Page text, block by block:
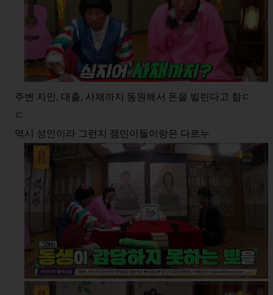
주변 지인, 대출, 사채까지 동원해서 돈을 빌린다고 함ㄷ
ㄷ
역시 성인이라 그런지 잼민이들이랑은 다르누